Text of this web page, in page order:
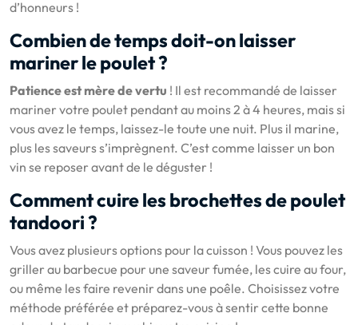
d’honneurs !
Combien de temps doit-on laisser
mariner le poulet ?
Patience est mère de vertu ! Il est recommandé de laisser
mariner votre poulet pendant au moins 2 à 4 heures, mais si
vous avez le temps, laissez-le toute une nuit. Plus il marine,
plus les saveurs s’imprègnent. C’est comme laisser un bon
vin se reposer avant de le déguster !
Comment cuire les brochettes de poulet
tandoori ?
Vous avez plusieurs options pour la cuisson ! Vous pouvez les
griller au barbecue pour une saveur fumée, les cuire au four,
ou même les faire revenir dans une poêle. Choisissez votre
méthode préférée et préparez-vous à sentir cette bonne